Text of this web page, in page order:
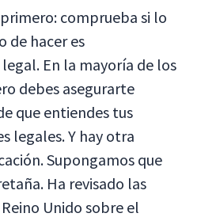
comprueba si lo
de hacer es
En la mayoría de los
debes asegurarte
que entiendes tus
legales. Y hay otra
Supongamos que
Ha revisado las
Unido sobre el